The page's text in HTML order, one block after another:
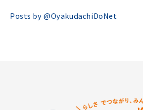
Posts by @OyakudachiDoNet